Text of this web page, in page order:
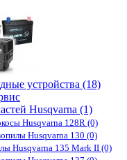
устройства (18)
Husqvarna (1)
Husqvarna 128R (0)
Husqvarna 130 (0)
Husqvarna 135 Mark II (0)